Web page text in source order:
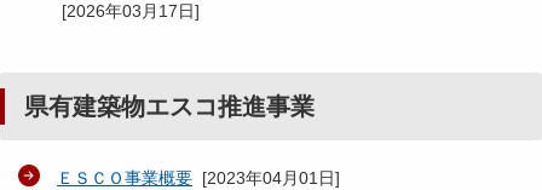
[2026年03月17日]
県有建築物エスコ推進事業
ＥＳＣＯ事業概要 [2023年04月01日]